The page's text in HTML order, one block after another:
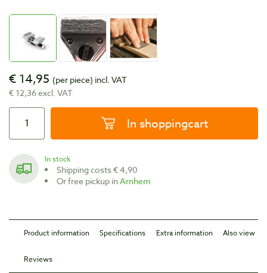
€ 14,95 (per piece) incl. VAT
€ 12,36 excl. VAT
In shoppingcart
In stock
Shipping costs € 4,90
Or free pickup inArnhem
Product information Specifications Extra information Also view
Reviews